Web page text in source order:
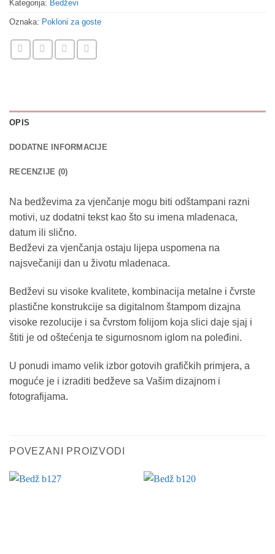
Kategorija: Bedževi
Oznaka: Pokloni za goste
OPIS
DODATNE INFORMACIJE
RECENZIJE (0)
Na bedževima za vjenčanje mogu biti odštampani razni
motivi, uz dodatni tekst kao što su imena mladenaca,
datum ili slično.
Bedževi za vjenčanja ostaju lijepa uspomena na
najsvečaniji dan u životu mladenaca.
Bedževi su visoke kvalitete, kombinacija metalne i čvrste
plastične konstrukcije sa digitalnom štampom dizajna
visoke rezolucije i sa čvrstom folijom koja slici daje sjaj i
štiti je od oštećenja te sigurnosnom iglom na poleđini.
U ponudi imamo velik izbor gotovih grafičkih primjera, a
moguće je i izraditi bedževe sa Vašim dizajnom i
fotografijama.
POVEZANI PROIZVODI